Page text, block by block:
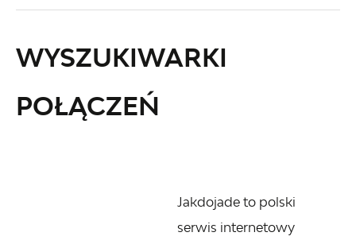
WYSZUKIWARKI
POŁĄCZEŃ
Jakdojade to polski
serwis internetowy